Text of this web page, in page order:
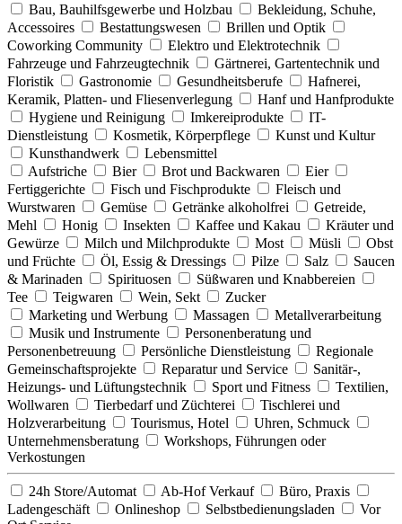
Bau, Bauhilfsgewerbe und Holzbau
Bekleidung, Schuhe,
Accessoires
Bestattungswesen
Brillen und Optik
Coworking Community
Elektro und Elektrotechnik
Fahrzeuge und Fahrzeugtechnik
Gärtnerei, Gartentechnik und
Floristik
Gastronomie Gesundheitsberufe
Hafnerei,
Keramik, Platten- und Fliesenverlegung
Hanf und Hanfprodukte
Hygiene und Reinigung
Imkereiprodukte
IT-
Dienstleistung
Kosmetik, Körperpflege
Kunst und Kultur
Kunsthandwerk
Lebensmittel
Aufstriche
Bier Brot und Backwaren
Eier
Fertiggerichte
Fisch und Fischprodukte
Fleisch und
Wurstwaren
Gemüse Getränke alkoholfrei
Getreide,
Mehl
Honig Insekten Kaffee und Kakau
Kräuter und
Gewürze
Milch und Milchprodukte Most Müsli
Obst
und Früchte
Öl, Essig & Dressings Pilze Salz
Saucen
& Marinaden
Spirituosen
Süßwaren und Knabbereien
Tee
Teigwaren Wein, Sekt
Zucker
Marketing und Werbung
Massagen
Metallverarbeitung
Musik und Instrumente
Personenberatung und
Personenbetreuung
Persönliche Dienstleistung
Regionale
Gemeinschaftsprojekte
Reparatur und Service
Sanitär-,
Heizungs- und Lüftungstechnik
Sport und Fitness
Textilien,
Wollwaren
Tierbedarf und Züchterei
Tischlerei und
Holzverarbeitung
Tourismus, Hotel
Uhren, Schmuck
Unternehmensberatung
Workshops, Führungen oder
Verkostungen
24h Store/Automat Ab-Hof Verkauf
Büro, Praxis
Ladengeschäft
Onlineshop Selbstbedienungsladen
Vor